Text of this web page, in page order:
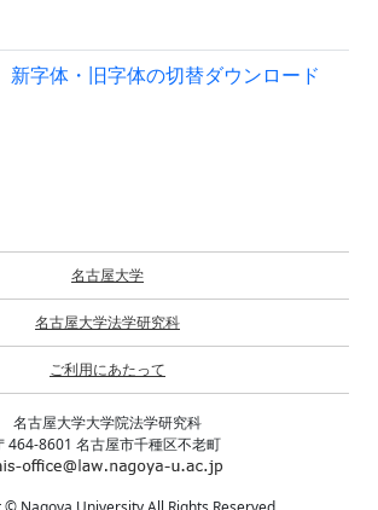
新字体・旧字体の切替ダウンロード
名古屋大学
名古屋大学法学研究科
ご利用にあたって
名古屋大学大学院法学研究科
464-8601 名古屋市千種区不老町